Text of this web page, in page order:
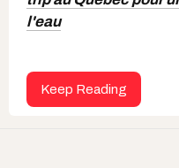
l'eau
Keep Reading